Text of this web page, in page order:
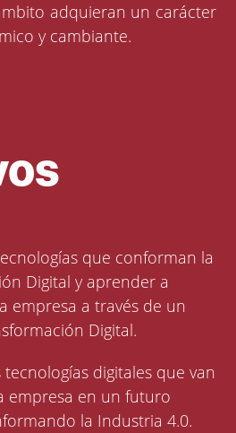
adquieran un carácter
y cambiante.
que conforman la
Digital y aprender a
empresa a través de un
Digital.
digitales que van
empresa en un futuro
la Industria 4.0.